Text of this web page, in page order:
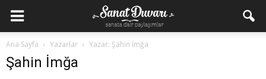
Ana Sayfa Yazarlar Yazar: Şahin İmğa
Şahin İmğa